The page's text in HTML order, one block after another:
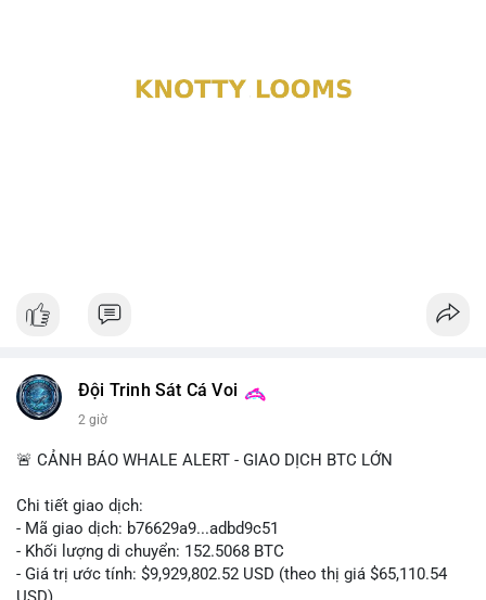
Đội Trinh Sát Cá Voi
2 giờ
🚨 CẢNH BÁO WHALE ALERT - GIAO DỊCH BTC LỚN
Chi tiết giao dịch:
- Mã giao dịch: b76629a9...adbd9c51
- Khối lượng di chuyển: 152.5068 BTC
- Giá trị ước tính: $9,929,802.52 USD (theo thị giá $65,110.54